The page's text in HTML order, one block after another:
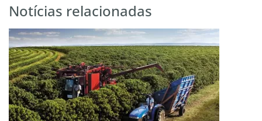
Notícias relacionadas